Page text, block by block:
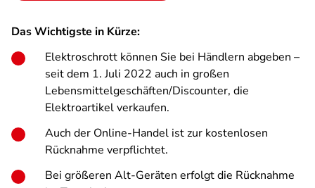
Das Wichtigste in Kürze:
Elektroschrott können Sie bei Händlern abgeben –
seit dem 1. Juli 2022 auch in großen
Lebensmittelgeschäften/Discounter, die
Elektroartikel verkaufen.
Auch der Online-Handel ist zur kostenlosen
Rücknahme verpflichtet.
Bei größeren Alt-Geräten erfolgt die Rücknahme